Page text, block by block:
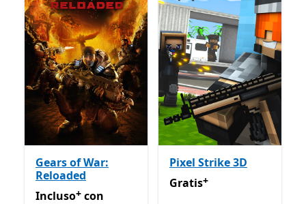
Gears of War:
Reloaded
Incluso con Game Pass
Incluso+ con
Pixel Strike 3D
GratisOffre acquisti in-app
Gratis+